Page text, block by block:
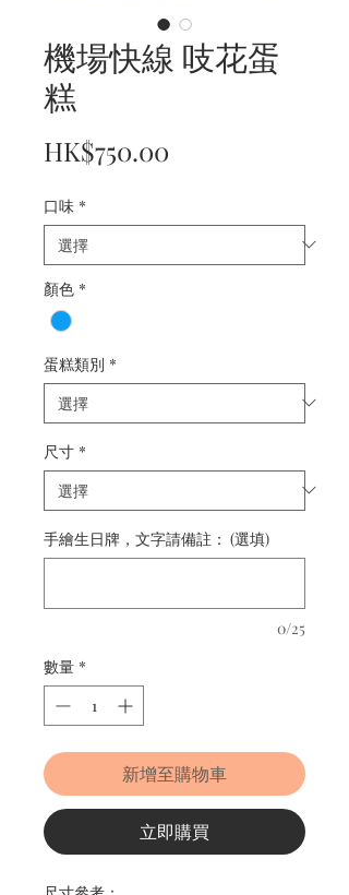
機場快線 吱花蛋
糕
HK$750.00
口味 *
顏色 *
蛋糕類別 *
尺寸 *
手繪生日牌，文字請備註： (選填)
0/25
數量 *
新增至購物車
立即購買